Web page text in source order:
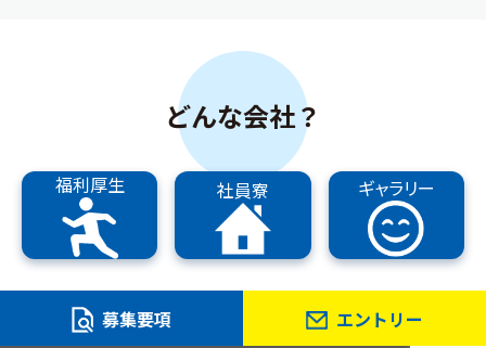
どんな会社？
福利厚生 社員寮 ギャラリー
募集要項 エントリー